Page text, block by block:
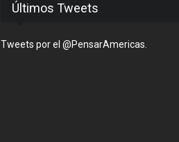
Últimos Tweets
Tweets por el @PensarAmericas.